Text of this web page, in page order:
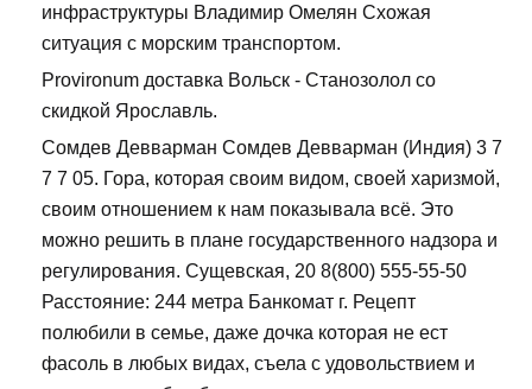
инфраструктуры Владимир Омелян Схожая
ситуация с морским транспортом.
Provironum доставка Вольск - Станозолол со
скидкой Ярославль.
Сомдев Девварман Сомдев Девварман (Индия) 3 7
7 7 05. Гора, которая своим видом, своей харизмой,
своим отношением к нам показывала всё. Это
можно решить в плане государственного надзора и
регулирования. Сущевская, 20 8(800) 555-55-50
Расстояние: 244 метра Банкомат г. Рецепт
полюбили в семье, даже дочка которая не ест
фасоль в любых видах, съела с удовольствием и